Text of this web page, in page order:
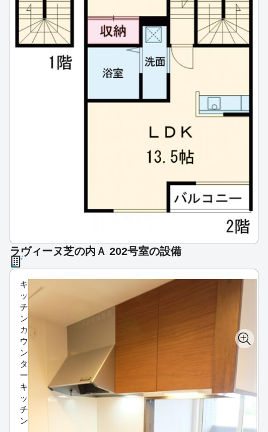
ラヴィーヌ芝の内Ａ 202号室の設備
キ
ッ
チ
ン
カ
ウ
ン
タ
ー
キ
ッ
チ
ン